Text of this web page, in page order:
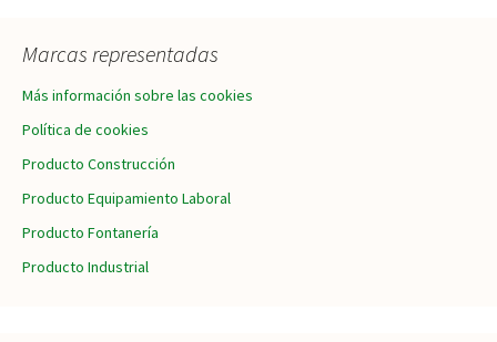
Marcas representadas
Más información sobre las cookies
Política de cookies
Producto Construcción
Producto Equipamiento Laboral
Producto Fontanería
Producto Industrial